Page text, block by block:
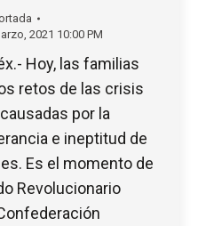
2021 10:00 PM
Hoy, las familias
retos de las crisis
por la
e ineptitud de
Es el momento de
Revolucionario